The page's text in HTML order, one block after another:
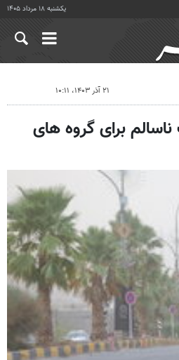
یکشنبه ۱۸ مرداد ۱۴۰۵
۲۱ آذر ۱۴۰۳، ۱۰:۱۱
برای گروه های